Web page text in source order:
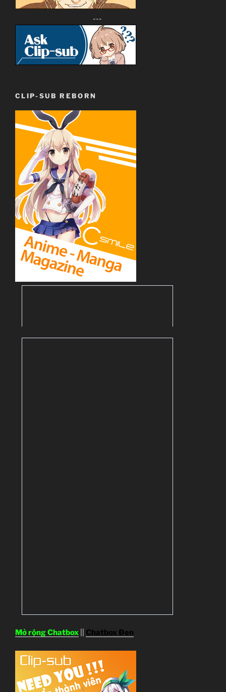
---
CLIP-SUB REBORN
Mở rộng Chatbox Chatbox Đen